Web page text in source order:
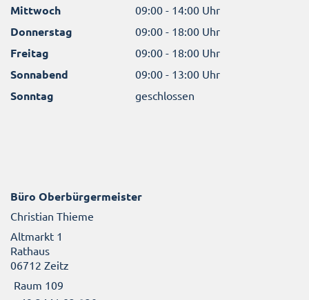
Mittwoch 09:00 - 14:00 Uhr
Donnerstag 09:00 - 18:00 Uhr
Freitag 09:00 - 18:00 Uhr
Sonnabend 09:00 - 13:00 Uhr
Sonntag geschlossen
Büro Oberbürgermeister
Christian Thieme
Altmarkt 1
Rathaus
06712 Zeitz
Raum 109